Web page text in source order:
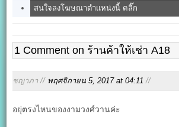
สนใจลงโฆษณาตำแหน่งนี้ คลิ๊ก
1 Comment on ร้านค้าให้เช่า A18
ชญาภา // พฤศจิกายน 5, 2017 at 04:11 //
อยุ่ตรงไหนของงามวงศ์วานค่ะ